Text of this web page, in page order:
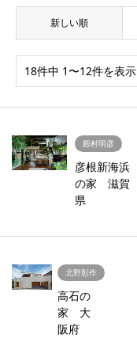
新しい順
18件中 1〜12件を表示
殿村明彦
彦根新海浜
の家 滋賀
県
北野彰作
高石の
家 大
阪府